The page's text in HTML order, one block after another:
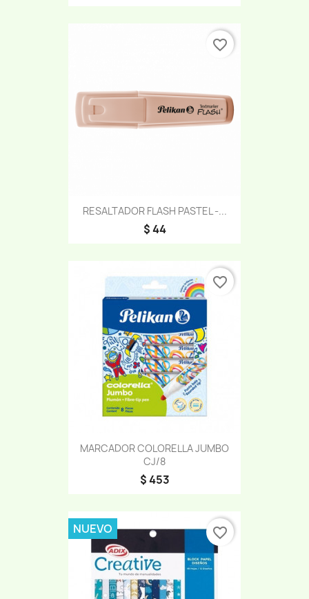
RESALTADOR FLASH PASTEL -...
$ 44
favorite_border
MARCADOR COLORELLA JUMBO
CJ/8
$ 453
favorite_border
NUEVO favorite_border